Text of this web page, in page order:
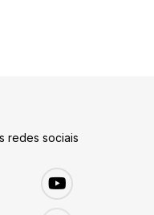
redes sociais